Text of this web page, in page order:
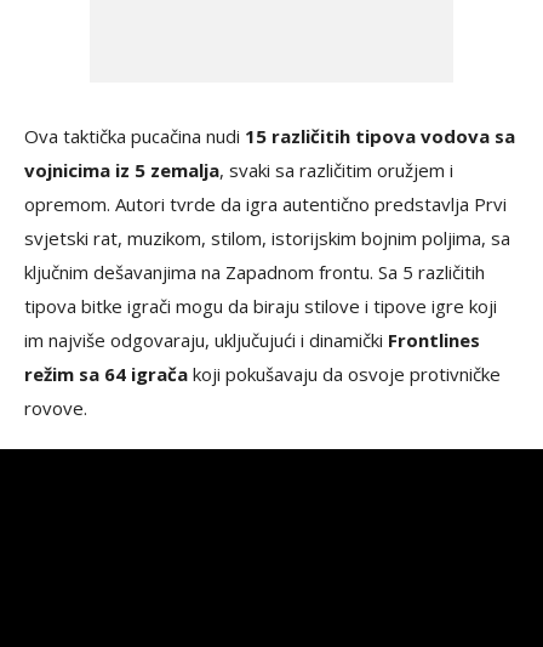
Ova taktička pucačina nudi 15 različitih tipova vodova sa
vojnicima iz 5 zemalja, svaki sa različitim oružjem i
opremom. Autori tvrde da igra autentično predstavlja Prvi
svjetski rat, muzikom, stilom, istorijskim bojnim poljima, sa
ključnim dešavanjima na Zapadnom frontu. Sa 5 različitih
tipova bitke igrači mogu da biraju stilove i tipove igre koji
im najviše odgovaraju, uključujući i dinamički Frontlines
režim sa 64 igrača koji pokušavaju da osvoje protivničke
rovove.